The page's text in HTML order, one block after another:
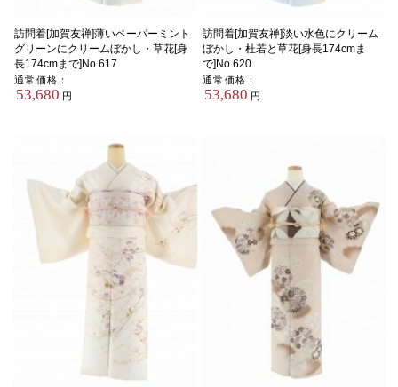
訪問着[加賀友禅]薄いペーパーミント
グリーンにクリームぼかし・草花[身
長174cmまで]No.617
通常価格：
53,680 円
訪問着[加賀友禅]淡い水色にクリーム
ぼかし・杜若と草花[身長174cmま
で]No.620
通常価格：
53,680 円